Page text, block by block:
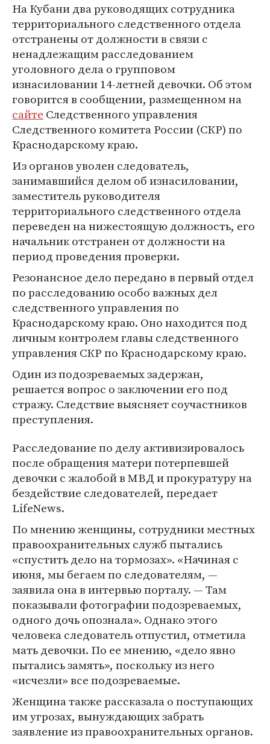
На Кубани два руководящих сотрудника
территориального следственного отдела
отстранены от должности в связи с
ненадлежащим расследованием
уголовного дела о групповом
изнасиловании 14-летней девочки. Об этом
говорится в сообщении, размещенном на
сайте Следственного управления
Следственного комитета России (СКР) по
Краснодарскому краю.
Из органов уволен следователь,
занимавшийся делом об изнасиловании,
заместитель руководителя
территориального следственного отдела
переведен на нижестоящую должность, его
начальник отстранен от должности на
период проведения проверки.
Резонансное дело передано в первый отдел
по расследованию особо важных дел
следственного управления по
Краснодарскому краю. Оно находится под
личным контролем главы следственного
управления СКР по Краснодарскому краю.
Один из подозреваемых задержан,
решается вопрос о заключении его под
стражу. Следствие выясняет соучастников
преступления.
Расследование по делу активизировалось
после обращения матери потерпевшей
девочки с жалобой в МВД и прокуратуру на
бездействие следователей, передает
LifeNews.
По мнению женщины, сотрудники местных
правоохранительных служб пытались
«спустить дело на тормозах». «Начиная с
июня, мы бегаем по следователям, —
заявила она в интервью порталу. — Там
показывали фотографии подозреваемых,
одного дочь опознала». Однако этого
человека следователь отпустил, отметила
мать девочки. По ее мнению, «дело явно
пытались замять», поскольку из него
«исчезли» все подозреваемые.
Женщина также рассказала о поступающих
им угрозах, вынуждающих забрать
заявление из правоохранительных органов.